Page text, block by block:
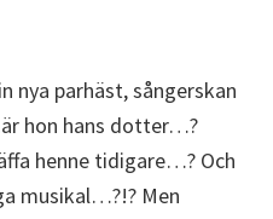
nya parhäst, sångerskan
hon hans dotter…?
henne tidigare…? Och
musikal…?!? Men